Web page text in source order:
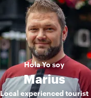
HolaYo soy
Marius
Local experienced tourist